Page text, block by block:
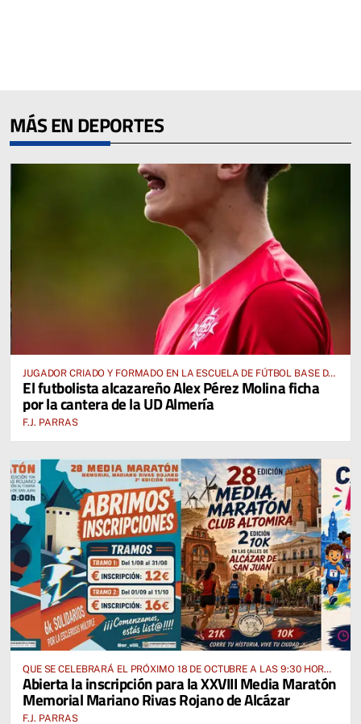
MÁS EN DEPORTES
JUGADOR CRIADO Y FORMADO EN LA ESCUELA DE FÚTBOL BASE DE
ALCÁZAR DE SAN JUAN
El futbolista alcazareño Alex Pérez Molina ficha
por la cantera de la UD Almería
F.J. PARRAS
QUE SE CELEBRARÁ EL PRÓXIMO 18 DE OCTUBRE A LAS 9:30 HORAS
DESDE EL PABELLÓN VICENTE PANIAGUA
Abierta la inscripción para la XXVIII Media Maratón
Memorial Mariano Rivas Rojano de Alcázar
F.J. PARRAS